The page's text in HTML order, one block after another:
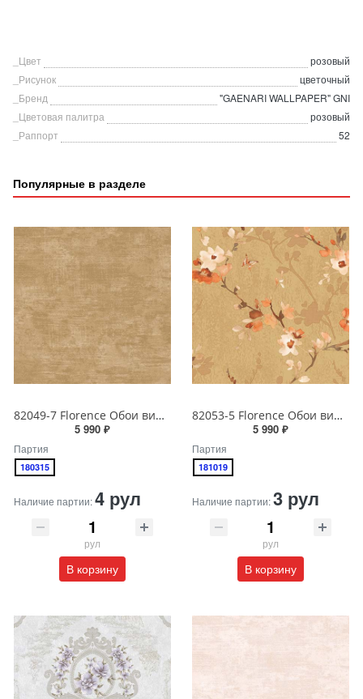
_Цвет
розовый
_Рисунок
цветочный
_Бренд
"GAENARI WALLPAPER" GNI
_Цветовая палитра
розовый
_Раппорт
52
Популярные в разделе
82049-7 Florence Обои виниловые на бумажной основе 1.06*15.6
5 990 ₽
Партия
180315
Наличие партии:4 рул
рул
В корзину
82053-5 Florence Обои виниловые на бумажной основе 1.06*15.6
5 990 ₽
Партия
181019
Наличие партии:3 рул
рул
В корзину